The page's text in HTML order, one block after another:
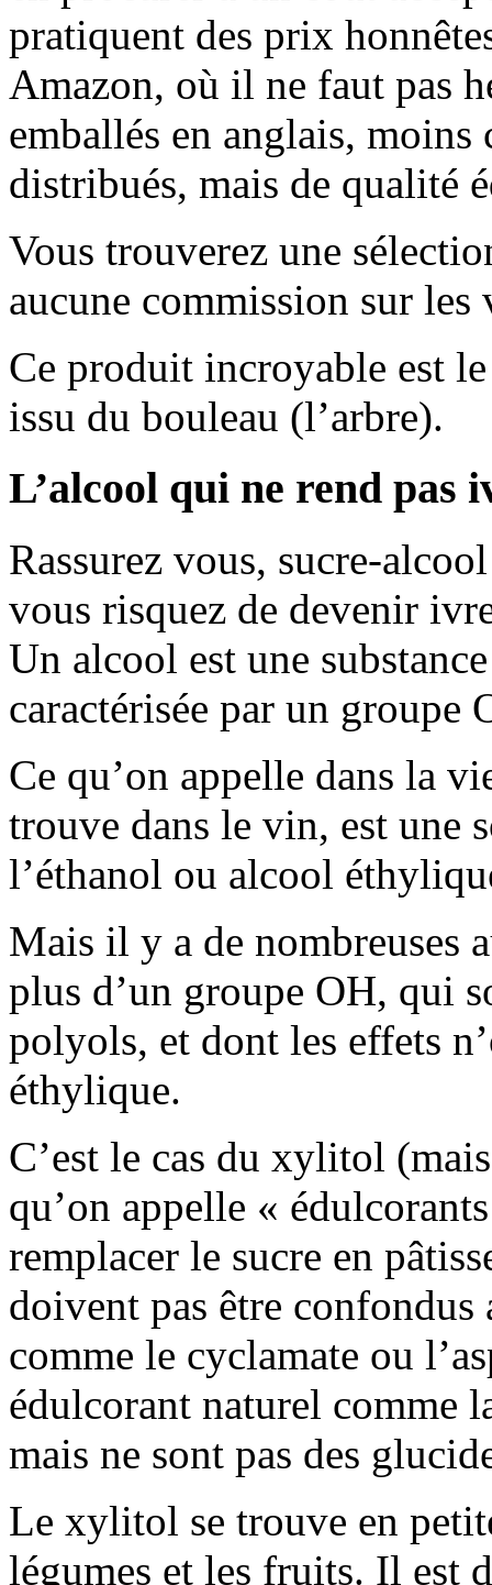
pratiquent des prix
Amazon, où il ne faut pas
emballés en anglais, moins
distribués, mais de qualité
Vous trouverez une
aucune commission sur les
Ce produit incroyable est
issu du bouleau (l’arbre).
L’alcool qui ne rend pas
Rassurez vous, sucre-
vous risquez de devenir
Un alcool est une
caractérisée par un groupe
Ce qu’on appelle dans la
trouve dans le vin, est une
l’éthanol ou alcool
Mais il y a de nombreuses
plus d’un groupe OH, qui
polyols, et dont les effets
éthylique.
C’est le cas du xylitol
qu’on appelle «
remplacer le sucre en
doivent pas être
comme le cyclamate ou
édulcorant naturel comme
mais ne sont pas des
Le xylitol se trouve en
légumes et les fruits. Il est